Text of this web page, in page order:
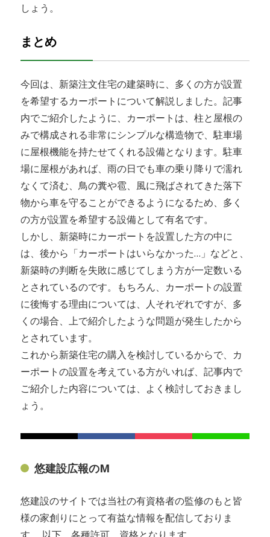
しょう。
まとめ
今回は、新築注文住宅の建築時に、多くの方が設置
を希望するカーポートについて解説しました。記事
内でご紹介したように、カーポートは、柱と屋根の
みで構成される非常にシンプルな構造物で、駐車場
に屋根機能を持たせてくれる設備となります。駐車
場に屋根があれば、雨の日でも車の乗り降りで濡れ
なくて済む、鳥の糞や雹、風に飛ばされてきた落下
物から車を守ることができるようになるため、多く
の方が設置を希望する設備として有名です。
しかし、新築時にカーポートを設置した方の中に
は、後から「カーポートはいらなかった…」などと、
新築時の判断を失敗に感じてしまう方が一定数いる
とされているのです。もちろん、カーポートの設置
に後悔する理由については、人それぞれですが、多
くの場合、上で紹介したような問題が発生したから
とされています。
これから新築住宅の購入を検討しているからで、カ
ーポートの設置を考えている方がいれば、記事内で
ご紹介した内容については、よく検討しておきまし
ょう。
悠建設広報のM
悠建設のサイトでは当社の有資格者の監修のもと皆
様の家創りにとって有益な情報を配信しておりま
す。 以下、各種許可、資格となります。